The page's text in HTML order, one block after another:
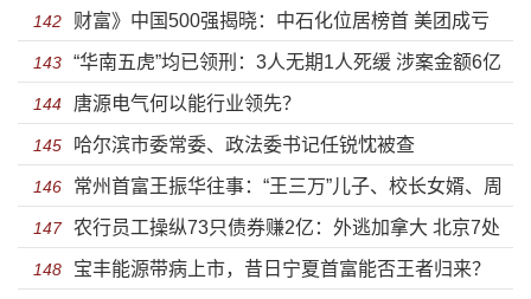
打
142 财富》中国500强揭晓：中石化位居榜首 美团成亏
损之王
143 “华南五虎”均已领刑：3人无期1人死缓 涉案金额6亿
144 唐源电气何以能行业领先？
145 哈尔滨市委常委、政法委书记任锐忱被查
146 常州首富王振华往事：“王三万”儿子、校长女婿、周
某某的情人？
147 农行员工操纵73只债券赚2亿：外逃加拿大 北京7处
房产被查封
148 宝丰能源带病上市，昔日宁夏首富能否王者归来？